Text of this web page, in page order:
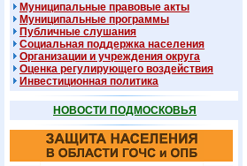
Муниципальные правовые акты
Муниципальные программы
Публичные слушания
Социальная поддержка населения
Организации и учреждения округа
Оценка регулирующего воздействия
Инвестиционная политика
НОВОСТИ ПОДМОСКОВЬЯ